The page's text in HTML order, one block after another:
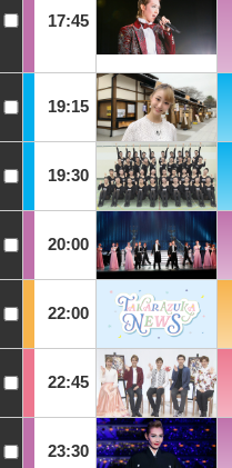
17:45
19:15
19:30
20:00
22:00
22:45
23:30